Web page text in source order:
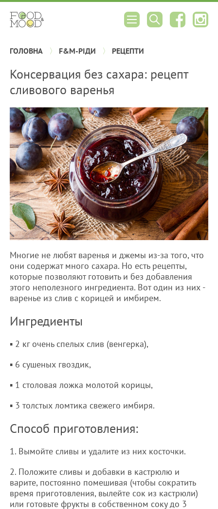
ГОЛОВНА F&M-РІДИ РЕЦЕПТИ
Консервация без сахара: рецепт
сливового варенья
Многие не любят варенья и джемы из-за того, что
они содержат много сахара. Но есть рецепты,
которые позволяют готовить и без добавления
этого неполезного ингредиента. Вот один из них -
варенье из слив с корицей и имбирем.
Ингредиенты
▪ 2 кг очень спелых слив (венгерка),
▪ 6 сушеных гвоздик,
▪ 1 столовая ложка молотой корицы,
▪ 3 толстых ломтика свежего имбиря.
Способ приготовления:
1. Вымойте сливы и удалите из них косточки.
2. Положите сливы и добавки в кастрюлю и
варите, постоянно помешивая (чтобы сократить
время приготовления, вылейте сок из кастрюли)
или готовьте фрукты в собственном соку до 3